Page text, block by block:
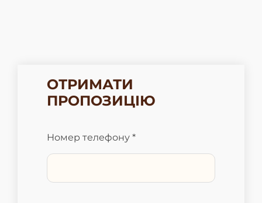
ОТРИМАТИ
ПРОПОЗИЦІЮ
Номер телефону *